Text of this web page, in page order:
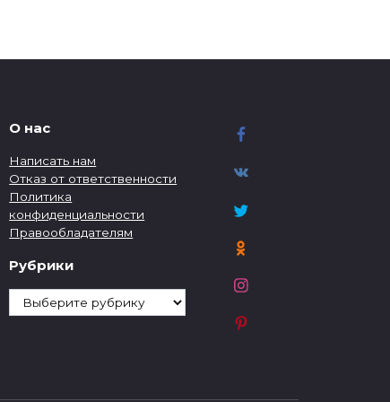
О нас
Написать нам
Отказ от ответственности
Политика
конфиденциальности
Правообладателям
Рубрики
Рубрики